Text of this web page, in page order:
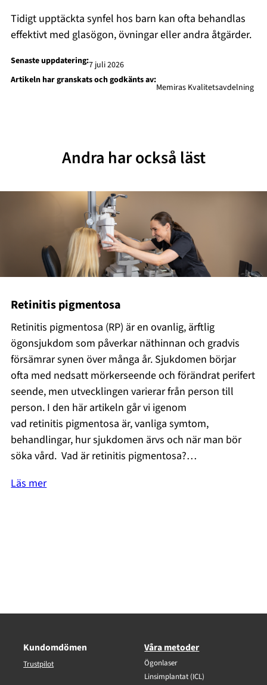
Tidigt upptäckta synfel hos barn kan ofta behandlas
effektivt med glasögon, övningar eller andra åtgärder.
Senaste uppdatering:7 juli 2026
Artikeln har granskats och godkänts av:
Memiras Kvalitetsavdelning
Andra har också läst
Retinitis pigmentosa
Retinitis pigmentosa (RP) är en ovanlig, ärftlig
ögonsjukdom som påverkar näthinnan och gradvis
försämrar synen över många år. Sjukdomen börjar
ofta med nedsatt mörkerseende och förändrat perifert
seende, men utvecklingen varierar från person till
person. I den här artikeln går vi igenom
vad retinitis pigmentosa är, vanliga symtom,
behandlingar, hur sjukdomen ärvs och när man bör
söka vård. Vad är retinitis pigmentosa?…
Läs mer
Kundomdömen
Trustpilot
Våra metoder
Ögonlaser
Linsimplantat (ICL)